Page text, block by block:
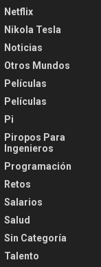
Netflix
Nikola Tesla
Noticias
Otros Mundos
Películas
Películas
Pi
Piropos Para
Ingenieros
Programación
Retos
Salarios
Salud
Sin Categoría
Talento